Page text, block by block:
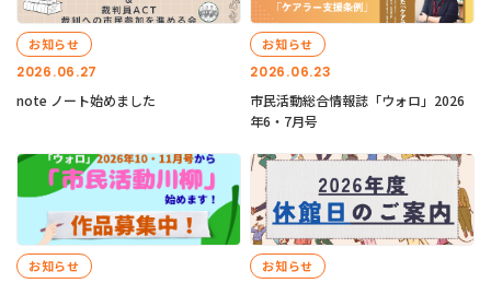
2026.06.27
お知らせ
note ノート始めました
2026.06.23
お知らせ
市民活動総合情報誌「ウォロ」2026
年6・7月号
お知らせ お知らせ